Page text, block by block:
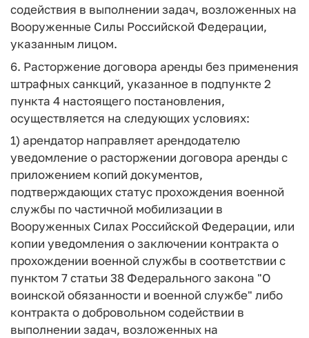
содействия в выполнении задач, возложенных на
Вооруженные Силы Российской Федерации,
указанным лицом.
6. Расторжение договора аренды без применения
штрафных санкций, указанное в подпункте 2
пункта 4 настоящего постановления,
осуществляется на следующих условиях:
1) арендатор направляет арендодателю
уведомление о расторжении договора аренды с
приложением копий документов,
подтверждающих статус прохождения военной
службы по частичной мобилизации в
Вооруженных Силах Российской Федерации, или
копии уведомления о заключении контракта о
прохождении военной службы в соответствии с
пунктом 7 статьи 38 Федерального закона "О
воинской обязанности и военной службе" либо
контракта о добровольном содействии в
выполнении задач, возложенных на